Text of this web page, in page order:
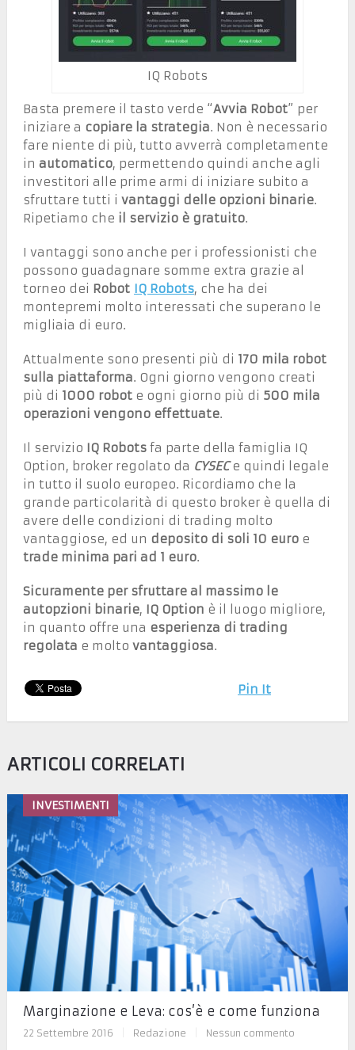
IQ Robots
Basta premere il tasto verde “Avvia Robot” per
iniziare a copiare la strategia. Non è necessario
fare niente di più, tutto avverrà completamente
in automatico, permettendo quindi anche agli
investitori alle prime armi di iniziare subito a
sfruttare tutti i vantaggi delle opzioni binarie.
Ripetiamo che il servizio è gratuito.
I vantaggi sono anche per i professionisti che
possono guadagnare somme extra grazie al
torneo dei Robot IQ Robots, che ha dei
montepremi molto interessati che superano le
migliaia di euro.
Attualmente sono presenti più di 170 mila robot
sulla piattaforma. Ogni giorno vengono creati
più di 1000 robote ogni giorno più di 500 mila
operazioni vengono effettuate.
Il servizio IQ Robotsfa parte della famiglia IQ
Option, broker regolato da CYSECe quindi legale
in tutto il suolo europeo. Ricordiamo che la
grande particolarità di questo broker è quella di
avere delle condizioni di trading molto
vantaggiose, ed un deposito di soli 10 euroe
trade minima pari ad 1 euro.
Sicuramente per sfruttare al massimo le
autopzioni binarie, IQ Option è il luogo migliore,
in quanto offre una esperienza di trading
regolata e molto vantaggiosa.
Pin It
ARTICOLI CORRELATI
INVESTIMENTI
Marginazione e Leva: cos’è e come funziona
22 Settembre 2016 Redazione Nessun commento